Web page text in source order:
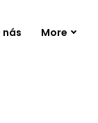
nás More